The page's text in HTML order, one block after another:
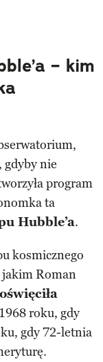
– kim
gdyby nie
program
ta
Hubble’a.
kosmicznego
jakim Roman
roku, gdy
gdy 72-letnia